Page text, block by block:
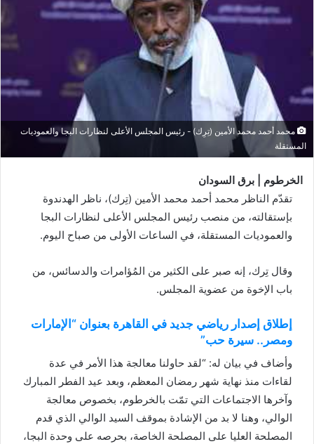
محمد أحمد محمد الأمين (تِرِك) - رئيس المجلس الأعلى لنظارات البجا والعموديات
المستقلة
الخرطوم | برق السودان
تقدّم الناظر محمد أحمد محمد الأمين (تِرك)، ناظر الهدندوة
بإستقالته، من منصب رئيس المجلس الأعلى لنظارات البجا
والعموديات المستقلة، في الساعات الأولى من صباح اليوم.
وقال تِرك، إنه صبر على الكثير من المُؤامرات والدسائس، من
باب الإخوة من عضوية المجلس.
إطلاق إصدار رياضي جديد في القاهرة بعنوان “الإمارات
ومصر.. سيرة حب”
وأضاف في بيان له: “لقد حاولنا معالجة هذا الأمر في عدة
لقاءات منذ نهاية شهر رمضان المعظم، وبعد عيد الفطر المبارك
وآخرها الاجتماعات التي تمّت بالخرطوم، بخصوص معالجة
الوالي، وهنا لا بد من الإشادة بموقف السيد الوالي الذي قدم
المصلحة العليا على المصلحة الخاصة، بحرصه على وحدة البجا،